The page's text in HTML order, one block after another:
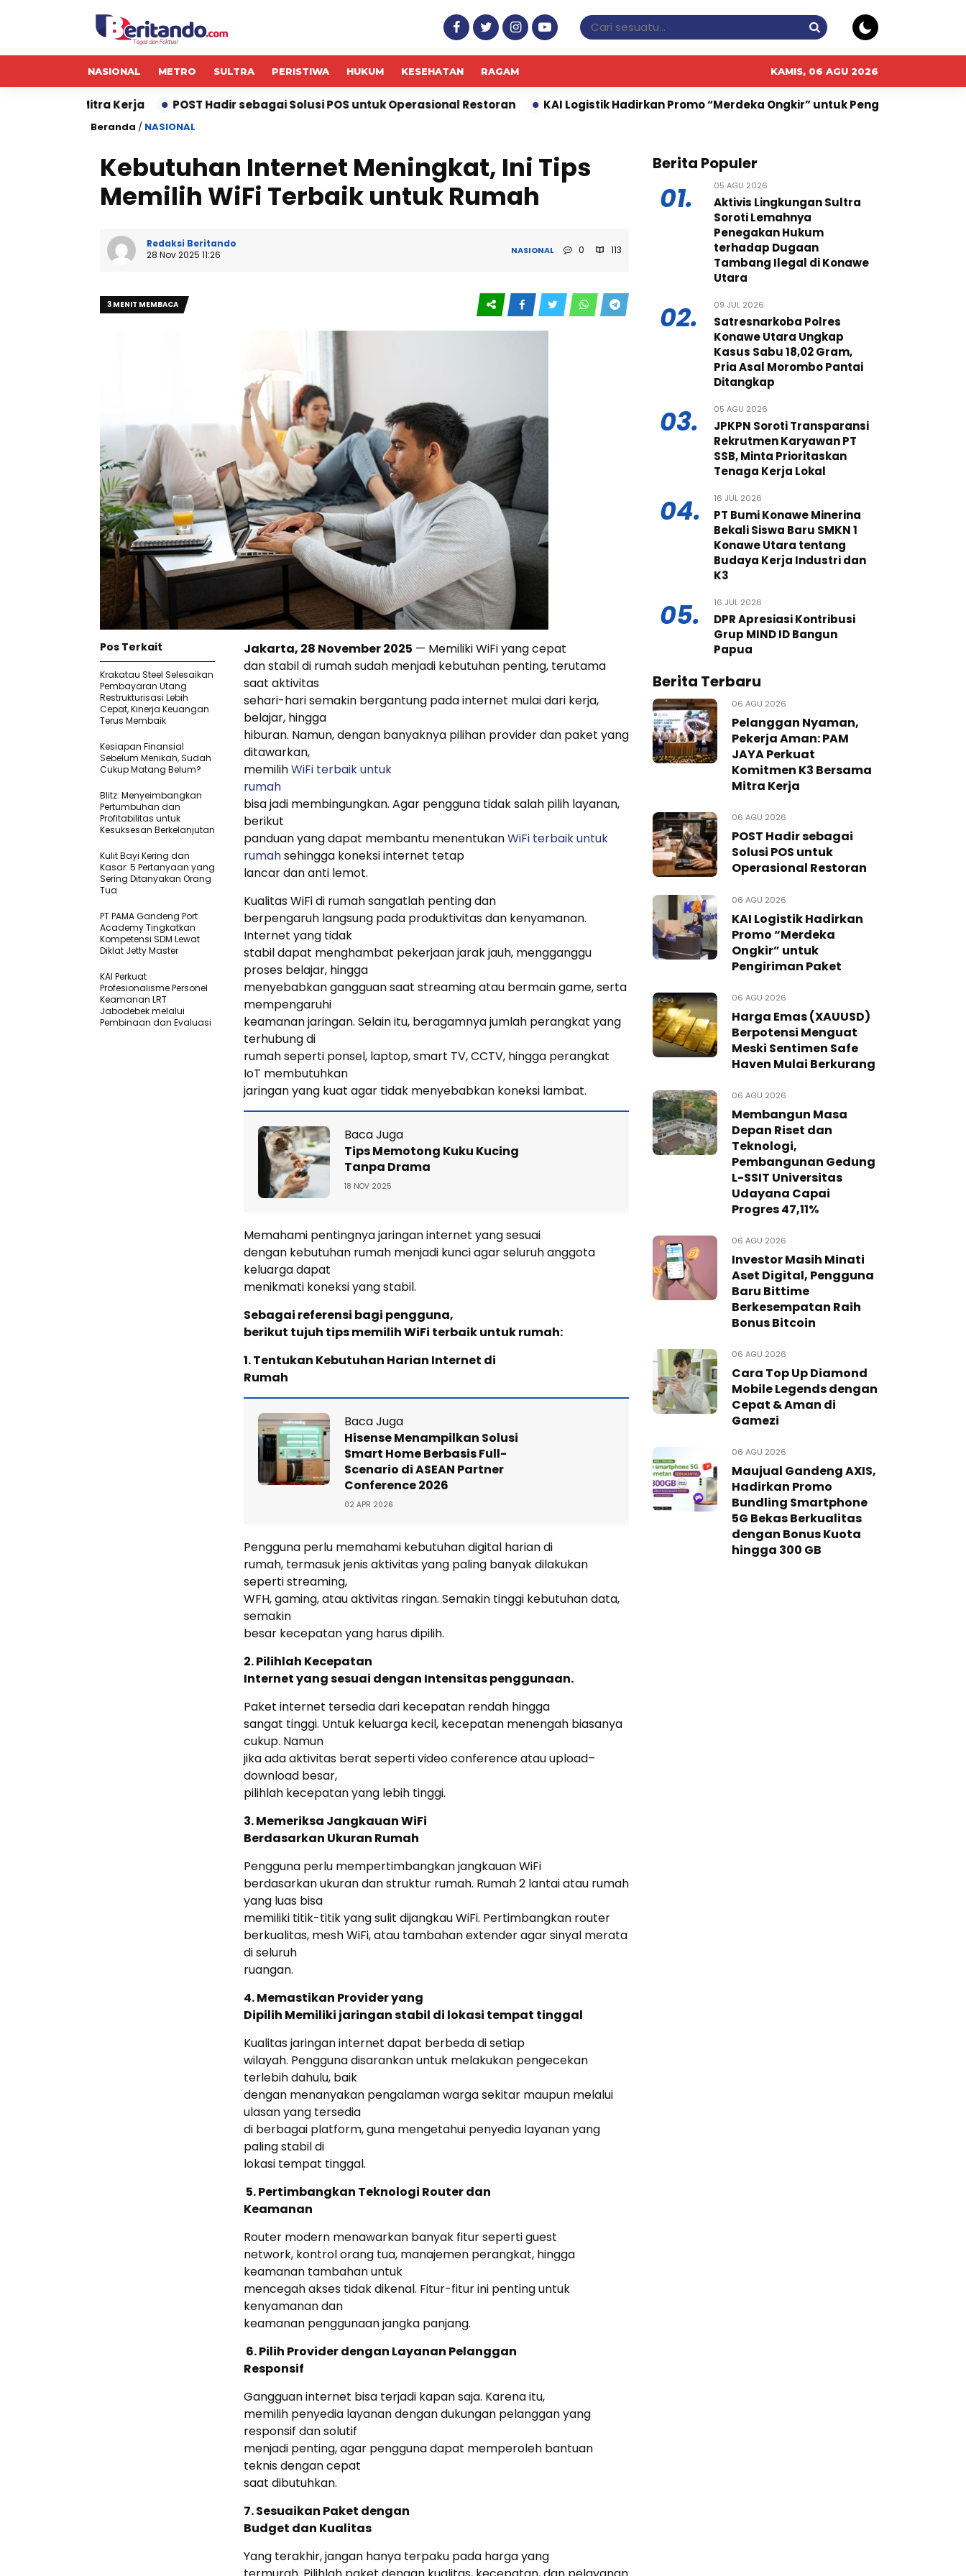
NASIONAL METRO SULTRA PERISTIWA HUKUM KESEHATAN RAGAM KAMIS, 06 AGU 2026
POST Hadir sebagai Solusi POS untuk Operasional Restoran KAI Logistik Hadirkan Promo “Merdeka Ongkir” untuk Pengiriman Paket
Beranda / NASIONAL
Kebutuhan Internet Meningkat, Ini Tips
Memilih WiFi Terbaik untuk Rumah
Redaksi Beritando
28 Nov 2025 11:26
NASIONAL 0 113
3 MENIT MEMBACA
Jakarta, 28 November 2025 — Memiliki WiFi yang cepat
dan stabil di rumah sudah menjadi kebutuhan penting, terutama
saat aktivitas
sehari-hari semakin bergantung pada internet mulai dari kerja,
belajar, hingga
hiburan. Namun, dengan banyaknya pilihan provider dan paket yang
ditawarkan,
memilihWiFi terbaik untuk
rumah
bisa jadi membingungkan. Agar pengguna tidak salah pilih layanan,
berikut
panduan yang dapat membantu menentukanWiFi terbaik untuk
rumahsehingga koneksi internet tetap
lancar dan anti lemot.
Kualitas WiFi di rumah sangatlah penting dan
berpengaruh langsung pada produktivitas dan kenyamanan.
Internet yang tidak
stabil dapat menghambat pekerjaan jarak jauh, mengganggu
proses belajar, hingga
menyebabkan gangguan saat streaming atau bermain game, serta
mempengaruhi
keamanan jaringan. Selain itu, beragamnya jumlah perangkat yang
terhubung di
rumah seperti ponsel, laptop, smart TV, CCTV, hingga perangkat
IoT membutuhkan
jaringan yang kuat agar tidak menyebabkan koneksi lambat.
Baca Juga
Tips Memotong Kuku Kucing
Tanpa Drama
18 NOV 2025
Memahami pentingnya jaringan internet yang sesuai
dengan kebutuhan rumah menjadi kunci agar seluruh anggota
keluarga dapat
menikmati koneksi yang stabil.
Sebagai referensi bagi pengguna,
berikut tujuh tips memilih WiFi terbaik untuk rumah:
1. Tentukan Kebutuhan Harian Internet di
Rumah
Baca Juga
Hisense Menampilkan Solusi
Smart Home Berbasis Full-
Scenario di ASEAN Partner
Conference 2026
02 APR 2026
Pengguna perlu memahami kebutuhan digital harian di
rumah, termasuk jenis aktivitas yang paling banyak dilakukan
seperti streaming,
WFH, gaming, atau aktivitas ringan. Semakin tinggi kebutuhan data,
semakin
besar kecepatan yang harus dipilih.
2. Pilihlah Kecepatan
Internet yang sesuai dengan Intensitas penggunaan.
Paket internet tersedia dari kecepatan rendah hingga
sangat tinggi. Untuk keluarga kecil, kecepatan menengah biasanya
cukup. Namun
jika ada aktivitas berat seperti video conference atau upload–
download besar,
pilihlah kecepatan yang lebih tinggi.
3. Memeriksa Jangkauan WiFi
Berdasarkan Ukuran Rumah
Pengguna perlu mempertimbangkan jangkauan WiFi
berdasarkan ukuran dan struktur rumah. Rumah 2 lantai atau rumah
yang luas bisa
memiliki titik-titik yang sulit dijangkau WiFi. Pertimbangkan router
berkualitas, mesh WiFi, atau tambahan extender agar sinyal merata
di seluruh
ruangan.
4. Memastikan Provider yang
Dipilih Memiliki jaringan stabil di lokasi tempat tinggal
Kualitas jaringan internet dapat berbeda di setiap
wilayah. Pengguna disarankan untuk melakukan pengecekan
terlebih dahulu, baik
dengan menanyakan pengalaman warga sekitar maupun melalui
ulasan yang tersedia
di berbagai platform, guna mengetahui penyedia layanan yang
paling stabil di
lokasi tempat tinggal.
5. Pertimbangkan Teknologi Router dan
Keamanan
Router modern menawarkan banyak fitur seperti guest
network, kontrol orang tua, manajemen perangkat, hingga
keamanan tambahan untuk
mencegah akses tidak dikenal. Fitur-fitur ini penting untuk
kenyamanan dan
keamanan penggunaan jangka panjang.
6. Pilih Provider dengan Layanan Pelanggan
Responsif
Gangguan internet bisa terjadi kapan saja. Karena itu,
memilih penyedia layanan dengan dukungan pelanggan yang
responsif dan solutif
menjadi penting, agar pengguna dapat memperoleh bantuan
teknis dengan cepat
saat dibutuhkan.
7. Sesuaikan Paket dengan
Budget dan Kualitas
Yang terakhir, jangan hanya terpaku pada harga yang
Pos Terkait
Krakatau Steel Selesaikan
Pembayaran Utang
Restrukturisasi Lebih
Cepat, Kinerja Keuangan
Terus Membaik
Kesiapan Finansial
Sebelum Menikah, Sudah
Cukup Matang Belum?
Blitz: Menyeimbangkan
Pertumbuhan dan
Profitabilitas untuk
Kesuksesan Berkelanjutan
Kulit Bayi Kering dan
Kasar: 5 Pertanyaan yang
Sering Ditanyakan Orang
Tua
PT PAMA Gandeng Port
Academy Tingkatkan
Kompetensi SDM Lewat
Diklat Jetty Master
KAI Perkuat
Profesionalisme Personel
Keamanan LRT
Jabodebek melalui
Pembinaan dan Evaluasi
Berita Populer
01. 05 AGU 2026
Aktivis Lingkungan Sultra
Soroti Lemahnya
Penegakan Hukum
terhadap Dugaan
Tambang Ilegal di Konawe
Utara
02. 09 JUL 2026
Satresnarkoba Polres
Konawe Utara Ungkap
Kasus Sabu 18,02 Gram,
Pria Asal Morombo Pantai
Ditangkap
03. 05 AGU 2026
JPKPN Soroti Transparansi
Rekrutmen Karyawan PT
SSB, Minta Prioritaskan
Tenaga Kerja Lokal
04. 16 JUL 2026
PT Bumi Konawe Minerina
Bekali Siswa Baru SMKN 1
Konawe Utara tentang
Budaya Kerja Industri dan
K3
05. 16 JUL 2026
DPR Apresiasi Kontribusi
Grup MIND ID Bangun
Papua
Berita Terbaru
06 AGU 2026
Pelanggan Nyaman,
Pekerja Aman: PAM
JAYA Perkuat
Komitmen K3 Bersama
Mitra Kerja
06 AGU 2026
POST Hadir sebagai
Solusi POS untuk
Operasional Restoran
06 AGU 2026
KAI Logistik Hadirkan
Promo “Merdeka
Ongkir” untuk
Pengiriman Paket
06 AGU 2026
Harga Emas (XAUUSD)
Berpotensi Menguat
Meski Sentimen Safe
Haven Mulai Berkurang
06 AGU 2026
Membangun Masa
Depan Riset dan
Teknologi,
Pembangunan Gedung
L-SSIT Universitas
Udayana Capai
Progres 47,11%
06 AGU 2026
Investor Masih Minati
Aset Digital, Pengguna
Baru Bittime
Berkesempatan Raih
Bonus Bitcoin
06 AGU 2026
Cara Top Up Diamond
Mobile Legends dengan
Cepat & Aman di
Gamezi
06 AGU 2026
Maujual Gandeng AXIS,
Hadirkan Promo
Bundling Smartphone
5G Bekas Berkualitas
dengan Bonus Kuota
hingga 300 GB